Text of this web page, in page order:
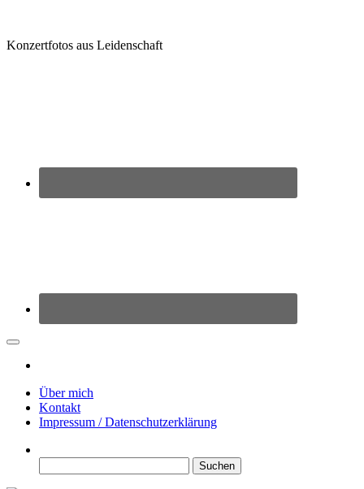
springen
Konzertfotos aus Leidenschaft
Über mich
Kontakt
Impressum / Datenschutzerklärung
nach: